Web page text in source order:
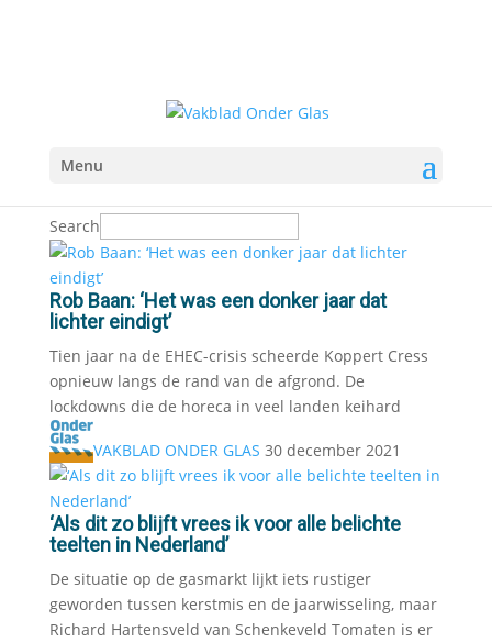
Menu
Search
Rob Baan: ‘Het was een donker jaar dat
lichter eindigt’
Tien jaar na de EHEC-crisis scheerde Koppert Cress
opnieuw langs de rand van de afgrond. De
lockdowns die de horeca in veel landen keihard
VAKBLAD ONDER GLAS 30 december 2021
‘Als dit zo blijft vrees ik voor alle belichte
teelten in Nederland’
De situatie op de gasmarkt lijkt iets rustiger
geworden tussen kerstmis en de jaarwisseling, maar
Richard Hartensveld van Schenkeveld Tomaten is er